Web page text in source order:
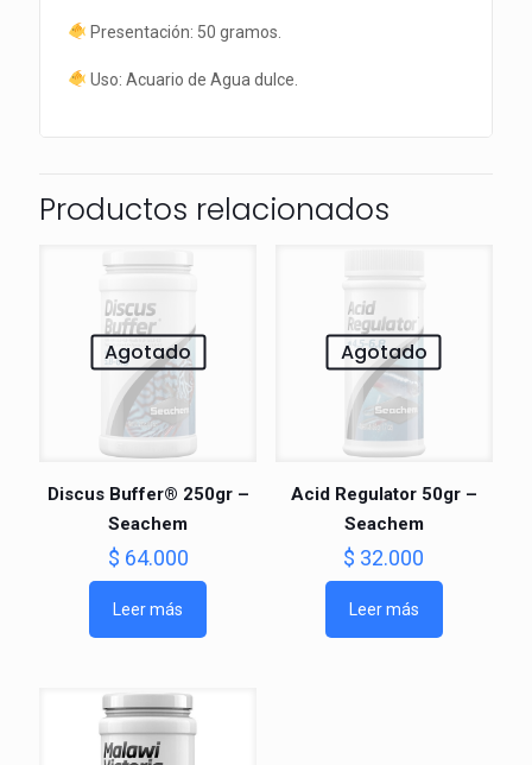
Presentación: 50 gramos.
Uso: Acuario de Agua dulce.
Productos relacionados
Agotado
Discus Buffer® 250gr –
Seachem
$ 64.000
Leer más
Agotado
Acid Regulator 50gr –
Seachem
$ 32.000
Leer más